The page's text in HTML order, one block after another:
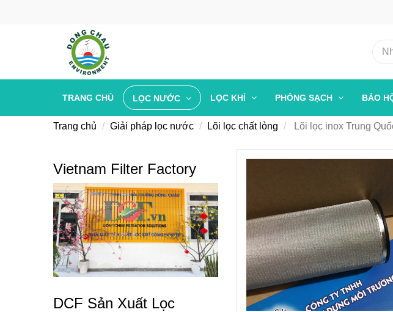
Vietnam Filter Factory
DCF Sản Xuất Lọc
TRANG CHỦ LỌC NƯỚC LỌC KHÍ PHÒNG SẠCH BẢO
Trang chủ Giải pháp lọc nước Lõi lọc chất lỏng Lõi lọc inox Trung